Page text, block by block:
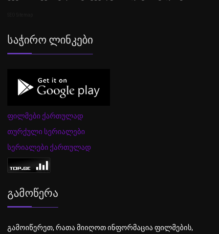
Საჭირო Ლინკები
ფილმები ქართულად
თურქული სერიალები
სერიალები ქართულად
Გამოწერა
გამოიწერეთ, რათა მიიღოთ ინფორმაცია ფილმების,